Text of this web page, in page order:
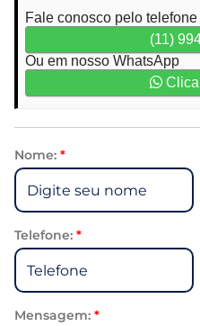
Fale conosco pelo telefone
(11)
Ou em nosso WhatsApp
Nome: *
Telefone: *
Mensagem: *